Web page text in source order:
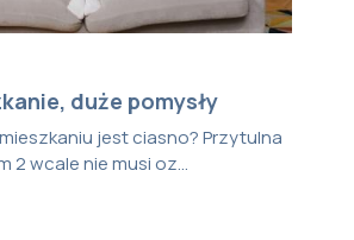
duże pomysły
jest ciasno? Przytulna
2 wcale nie musi oz...